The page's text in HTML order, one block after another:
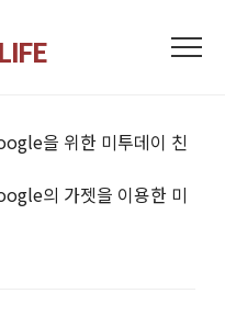
을 위한 미투데이 친
의 가젯을 이용한 미